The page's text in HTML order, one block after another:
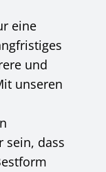
eine
und
unseren
sein, dass